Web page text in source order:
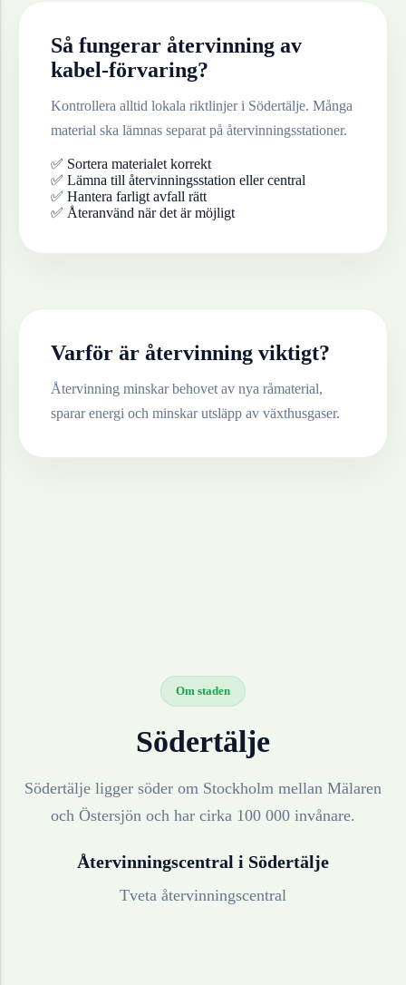
Så fungerar återvinning av
kabel-förvaring?
Kontrollera alltid lokala riktlinjer i Södertälje. Många
material ska lämnas separat på återvinningsstationer.
✅ Sortera materialet korrekt
✅ Lämna till återvinningsstation eller central
✅ Hantera farligt avfall rätt
✅ Återanvänd när det är möjligt
Varför är återvinning viktigt?
Återvinning minskar behovet av nya råmaterial,
sparar energi och minskar utsläpp av växthusgaser.
Om staden
Södertälje
Södertälje ligger söder om Stockholm mellan Mälaren
och Östersjön och har cirka 100 000 invånare.
Återvinningscentral i Södertälje
Tveta återvinningscentral